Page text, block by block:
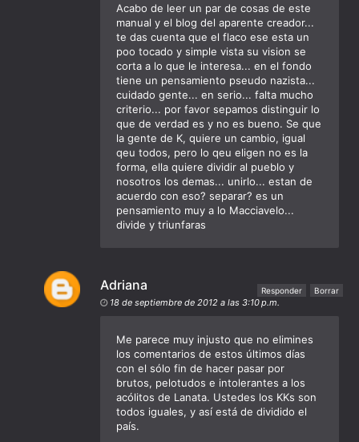
Acabo de leer un par de cosas de este
manual y el blog del aparente creador...
te das cuenta que el flaco ese esta un
poo tocado y simple vista su vision se
corta a lo que le interesa... en el fondo
tiene un pensamiento pseudo nazista...
cuidado gente... en serio... falta mucho
criterio... por favor sepamos distinguir lo
que de verdad es y no es bueno. Se que
la gente de K, quiere un cambio, igual
qeu todos, pero lo qeu eligen no es la
forma, ella quiere dividir al pueblo y
nosotros los demas... unirlo... estan de
acuerdo con eso? separar? es un
pensamiento muy a lo Macciavelo...
divide y triunfaras
Adriana
18 de septiembre de 2012 a las 3:10 p.m.
Me parece muy injusto que no elimines
los comentarios de estos últimos días
con el sólo fin de hacer pasar por
brutos, pelotudos e intolerantes a los
acólitos de Lanata. Ustedes los KKs son
todos iguales, y así está de dividido el
país.
Responder Borrar